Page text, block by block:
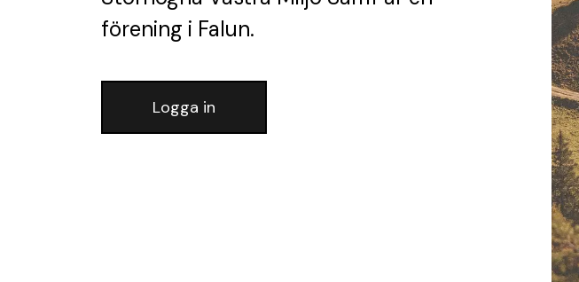
förening i Falun.
Logga in